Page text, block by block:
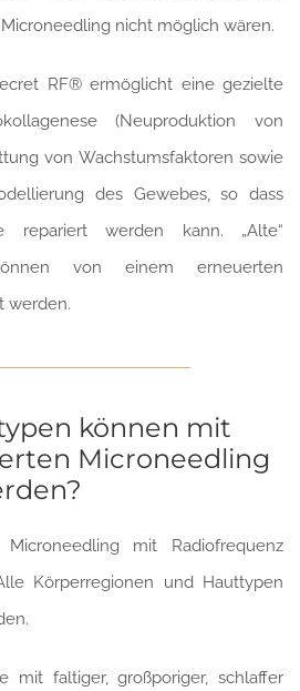
nicht möglich wären.
RF® ermöglicht eine gezielte
(Neuproduktion von
von Wachstumsfaktoren sowie
des Gewebes, so dass
repariert werden kann. „Alte“
von einem erneuerten
werden.
können mit
Microneedling
mit Radiofrequenz
Körperregionen und Hauttypen
mit faltiger, großporiger, schlaffer